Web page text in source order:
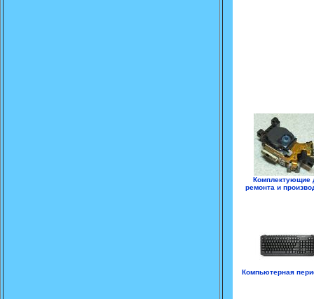
Комплектующие
ремонта и
Компьютерная